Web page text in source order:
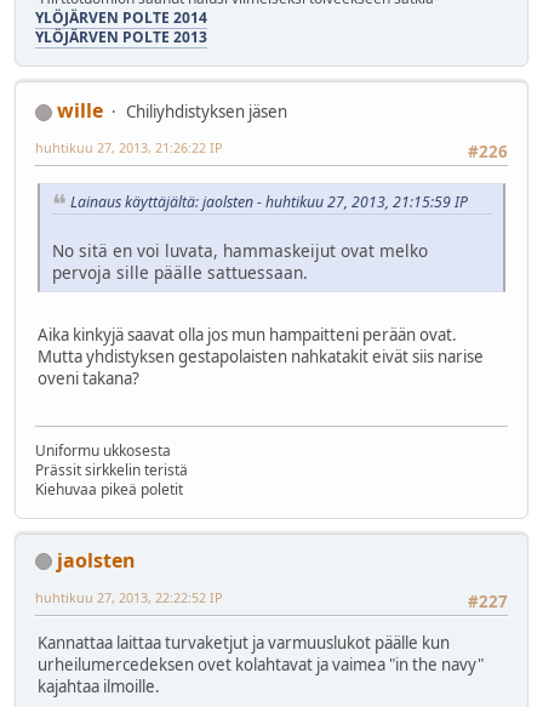
YLÖJÄRVEN POLTE 2014
YLÖJÄRVEN POLTE 2013
wille
Chiliyhdistyksen jäsen
#226
huhtikuu 27, 2013, 21:26:22 IP
Lainaus käyttäjältä: jaolsten - huhtikuu 27, 2013, 21:15:59 IP
No sitä en voi luvata, hammaskeijut ovat melko
pervoja sille päälle sattuessaan.
Aika kinkyjä saavat olla jos mun hampaitteni perään ovat.
Mutta yhdistyksen gestapolaisten nahkatakit eivät siis narise
oveni takana?
Uniformu ukkosesta
Prässit sirkkelin teristä
Kiehuvaa pikeä poletit
jaolsten
#227
huhtikuu 27, 2013, 22:22:52 IP
Kannattaa laittaa turvaketjut ja varmuuslukot päälle kun
urheilumercedeksen ovet kolahtavat ja vaimea "in the navy"
kajahtaa ilmoille.